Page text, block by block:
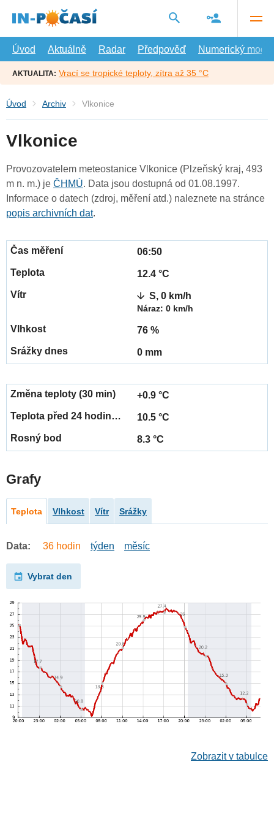
hlavní
Úvod
Aktuálně Radar Předpověď Numerický model
AKTUALITA: Vrací se tropické teploty, zítra až 35 °C
Úvod Archiv Vlkonice
Vlkonice
Provozovatelem meteostanice Vlkonice (Plzeňský kraj, 493
m n. m.) je ČHMÚ. Data jsou dostupná od 01.08.1997.
Informace o datech (zdroj, měření atd.) naleznete na stránce
popis archivních dat.
06:50
12.4 °C
S, 0 km/h
Náraz: 0 km/h
76 %
0 mm
+0.9 °C
10.5 °C
8.3 °C
Grafy
Teplota Vlhkost Vítr Srážky
Data: 36 hodin týden měsíc
Vybrat den
Zobrazit v tabulce